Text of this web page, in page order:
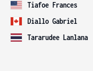
Tiafoe Frances
Diallo Gabriel
Tararudee Lanlana